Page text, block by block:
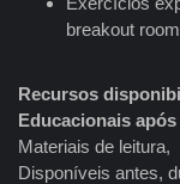
breakout
Recursos
Educacionais
Materiais de
Disponíveis antes,